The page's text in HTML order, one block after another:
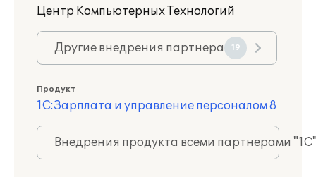
Центр Компьютерных Технологий
Другие внедрения партнера 19
Продукт
1С:Зарплата и управление персоналом 8
Внедрения продукта всеми партнерами